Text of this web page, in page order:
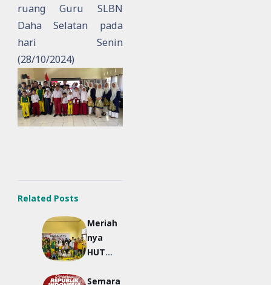
ruang Guru SLBN
Daha Selatan pada
hari Senin
(28/10/2024)
Related Posts
Meriah
nya
HUT
ekaan
Semara